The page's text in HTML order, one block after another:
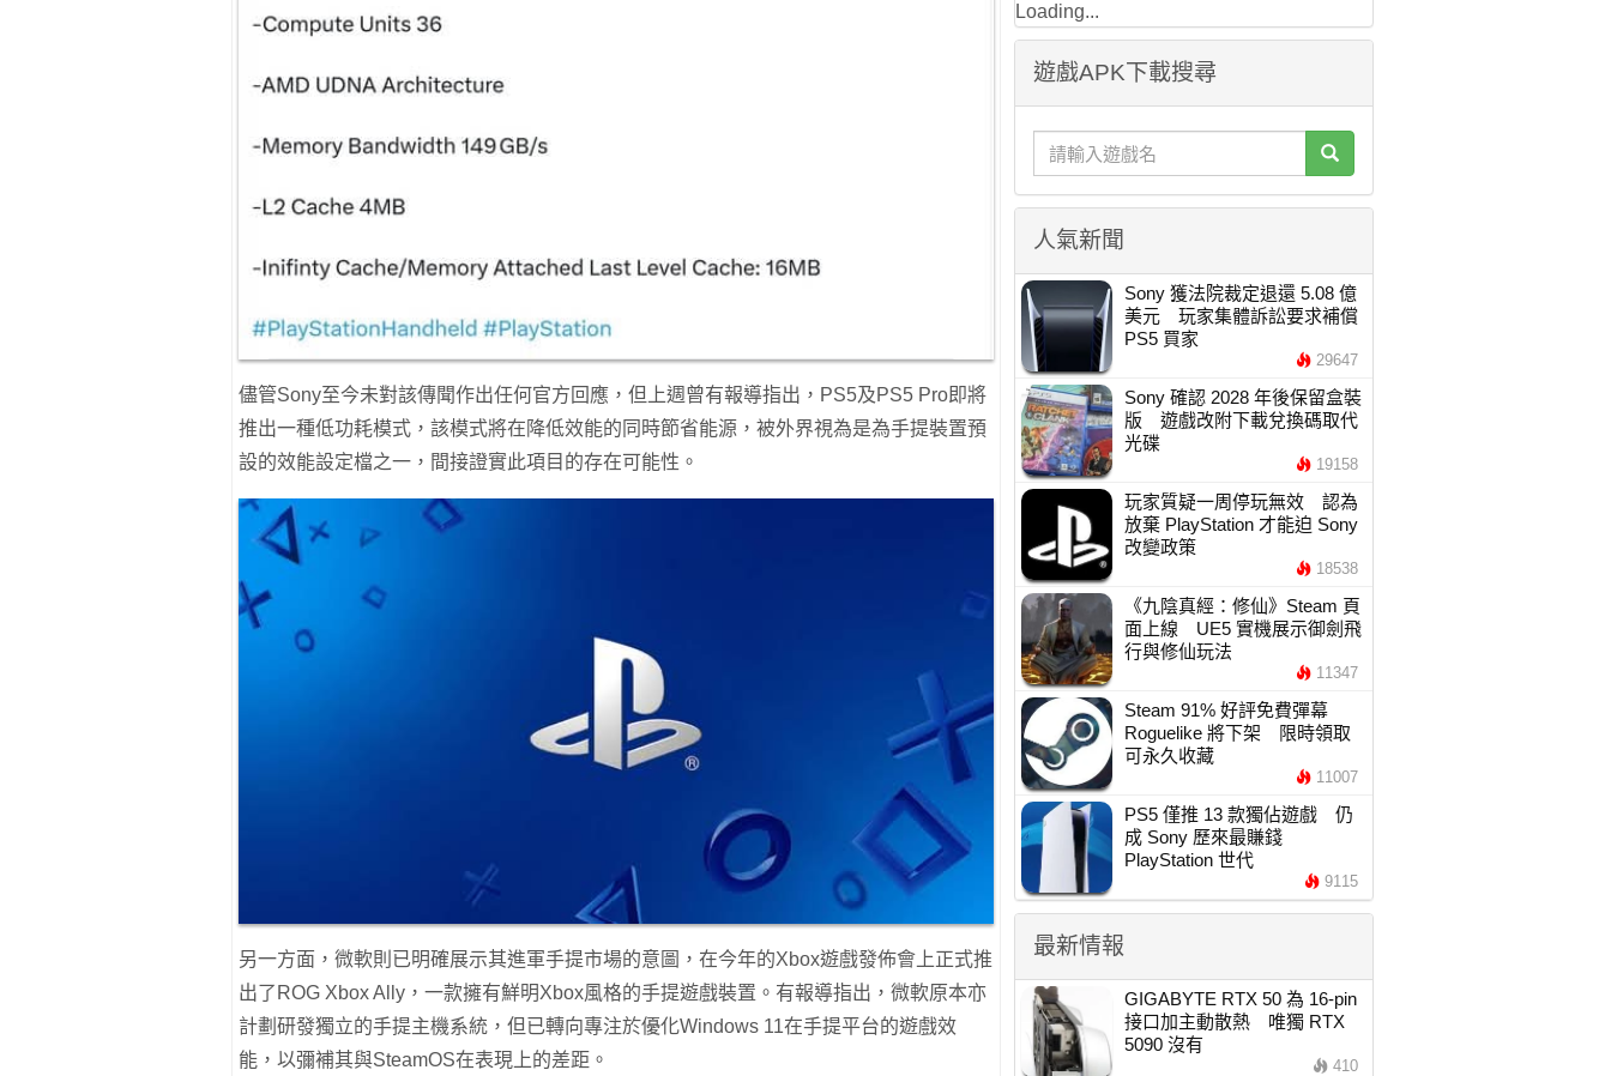
儘管Sony至今未對該傳聞作出任何官方回應，但上週曾有報導指出，PS5及PS5 Pro即將
推出一種低功耗模式，該模式將在降低效能的同時節省能源，被外界視為是為手提裝置預
設的效能設定檔之一，間接證實此項目的存在可能性。
另一方面，微軟則已明確展示其進軍手提市場的意圖，在今年的Xbox遊戲發佈會上正式推
出了ROG Xbox Ally，一款擁有鮮明Xbox風格的手提遊戲裝置。有報導指出，微軟原本亦
計劃研發獨立的手提主機系統，但已轉向專注於優化Windows 11在手提平台的遊戲效
能，以彌補其與SteamOS在表現上的差距。
Loading...
遊戲APK下載搜尋
人氣新聞
Sony 獲法院裁定退還 5.08 億
美元 玩家集體訴訟要求補償
PS5 買家
29647
Sony 確認 2028 年後保留盒裝
版 遊戲改附下載兌換碼取代
光碟
19158
玩家質疑一周停玩無效 認為
放棄 PlayStation 才能迫 Sony
改變政策
18538
《九陰真經：修仙》Steam 頁
面上線 UE5 實機展示御劍飛
行與修仙玩法
11347
Steam 91% 好評免費彈幕
Roguelike 將下架 限時領取
可永久收藏
11007
PS5 僅推 13 款獨佔遊戲 仍
成 Sony 歷來最賺錢
PlayStation 世代
9115
最新情報
GIGABYTE RTX 50 為 16-pin
接口加主動散熱 唯獨 RTX
5090 沒有
410